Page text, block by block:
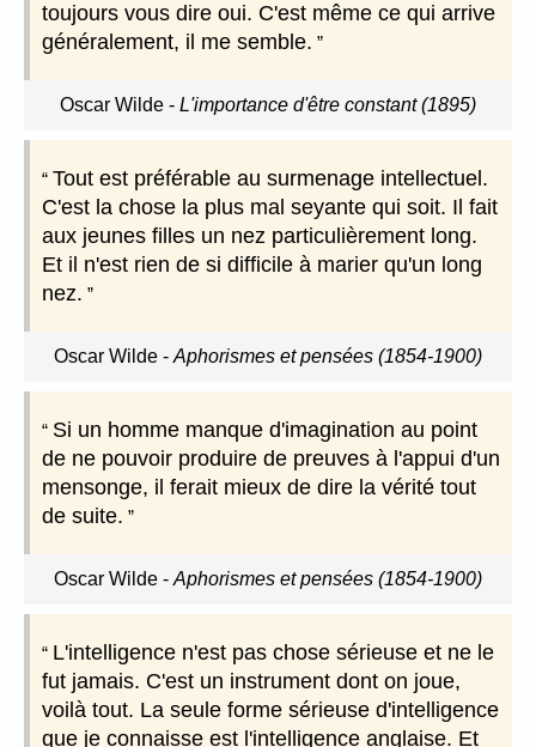
toujours vous dire oui. C'est même ce qui arrive
généralement, il me semble.
Oscar Wilde - L'importance d'être constant (1895)
Tout est préférable au surmenage intellectuel.
C'est la chose la plus mal seyante qui soit. Il fait
aux jeunes filles un nez particulièrement long.
Et il n'est rien de si difficile à marier qu'un long
nez.
Oscar Wilde - Aphorismes et pensées (1854-1900)
Si un homme manque d'imagination au point
de ne pouvoir produire de preuves à l'appui d'un
mensonge, il ferait mieux de dire la vérité tout
de suite.
Oscar Wilde - Aphorismes et pensées (1854-1900)
L'intelligence n'est pas chose sérieuse et ne le
fut jamais. C'est un instrument dont on joue,
voilà tout. La seule forme sérieuse d'intelligence
que je connaisse est l'intelligence anglaise. Et